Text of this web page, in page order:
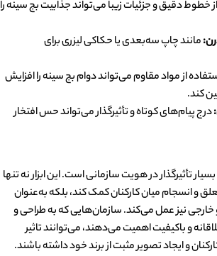
خطوط دقیق و جزئیات زیبا می‌تواند جذابیت بج سینه را
مانند چاپ سه‌بعدی یا حکاکی لیزری برای
از مواد مقاوم می‌تواند دوام بج سینه را افزایش
کند.
درج پیام‌های کوتاه و تأثیرگذار می‌تواند حس افتخار
تأثیرگذار در هویت سازمانی است. این ابزار نه تنها
و انسجام میان کارکنان کمک کند، بلکه به‌عنوان
خارجی نیز عمل می‌کند. سازمان‌هایی که به طراحی و
و باکیفیت اهمیت می‌دهند، می‌توانند تاثیر
و ایجاد تصویر مثبت از برند خود داشته باشند.